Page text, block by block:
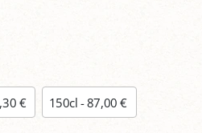
€ 150cl - 87,00 €